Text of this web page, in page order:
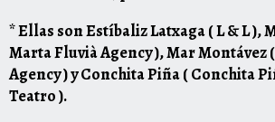
* Ellas son Estíbaliz Latxaga ( L & L ),
Marta Fluvià Agency ), Mar Montávez
Agency ) y Conchita Piña ( Conchita
Teatro ).